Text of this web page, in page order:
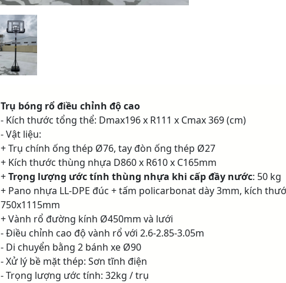
Trụ bóng rổ điều chỉnh độ cao
- Kích thước tổng thể: Dmax196 x R111 x Cmax 369 (cm)
- Vật liệu:
+ Trụ chính ống thép Ø76, tay đòn ống thép Ø27
+ Kích thước thùng nhựa D860 x R610 x C165mm
+Trọng lượng ước tính thùng nhựa khi cấp đầy nước: 50 kg
+ Pano nhựa LL-DPE đúc + tấm policarbonat dày 3mm, kích
750x1115mm
+ Vành rổ đường kính Ø450mm và lưới
- Điều chỉnh cao độ vành rổ với 2.6-2.85-3.05m
- Di chuyển bằng 2 bánh xe Ø90
- Xử lý bề mặt thép: Sơn tĩnh điện
- Trọng lượng ước tính: 32kg / trụ